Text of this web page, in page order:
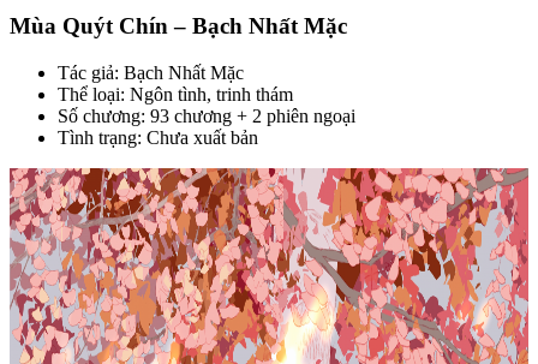
Mùa Quýt Chín – Bạch Nhất Mặc
Tác giả: Bạch Nhất Mặc
Thể loại: Ngôn tình, trinh thám
Số chương: 93 chương + 2 phiên ngoại
Tình trạng: Chưa xuất bản